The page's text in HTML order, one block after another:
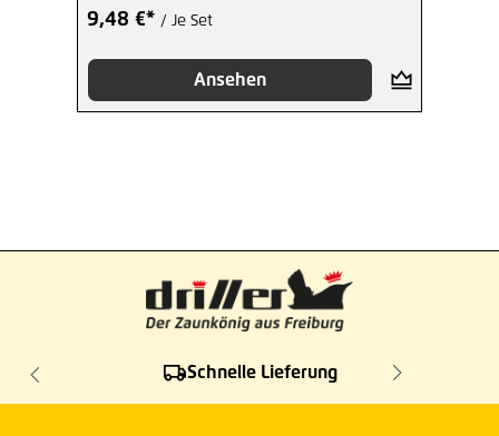
9,48 €* / Je Set
Ansehen
Schnelle Lieferung